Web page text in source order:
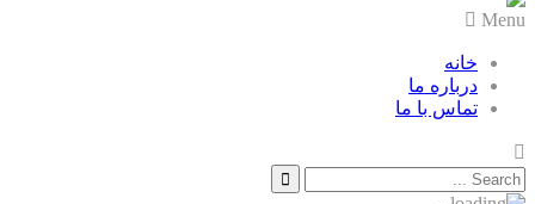
Menu
خانه
درباره ما
تماس با ما